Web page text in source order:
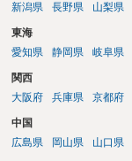
新潟県
長野県 山梨県
東海
愛知県
静岡県 岐阜県
関西
大阪府
兵庫県 京都府
中国
広島県
岡山県 山口県